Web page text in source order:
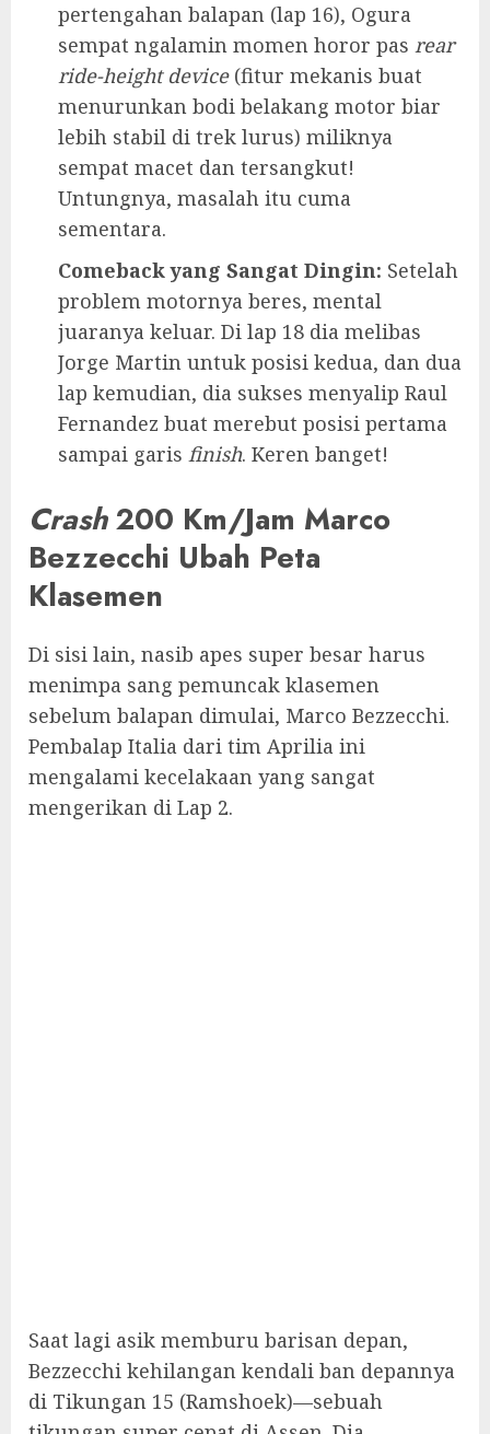
pertengahan balapan (lap 16), Ogura
sempat ngalamin momen horor pas rear
ride-height device(fitur mekanis buat
menurunkan bodi belakang motor biar
lebih stabil di trek lurus) miliknya
sempat macet dan tersangkut!
Untungnya, masalah itu cuma
sementara.
Comeback yang Sangat Dingin: Setelah
problem motornya beres, mental
juaranya keluar. Di lap 18 dia melibas
Jorge Martin untuk posisi kedua, dan dua
lap kemudian, dia sukses menyalip Raul
Fernandez buat merebut posisi pertama
sampai garis finish. Keren banget!
Crash200 Km/Jam Marco
Bezzecchi Ubah Peta
Klasemen
Di sisi lain, nasib apes super besar harus
menimpa sang pemuncak klasemen
sebelum balapan dimulai, Marco Bezzecchi.
Pembalap Italia dari tim Aprilia ini
mengalami kecelakaan yang sangat
mengerikan di Lap 2.
Saat lagi asik memburu barisan depan,
Bezzecchi kehilangan kendali ban depannya
di Tikungan 15 (Ramshoek)—sebuah